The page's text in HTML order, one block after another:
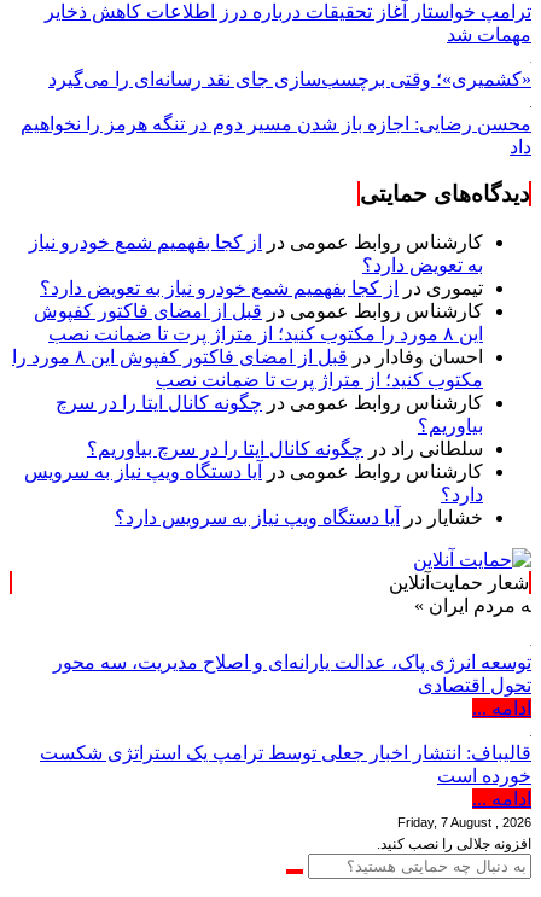
ترامپ خواستار آغاز تحقیقات درباره درز اطلاعات کاهش ذخایر
مهمات شد
«کشمیری»؛ وقتی برچسب‌سازی جای نقد رسانه‌ای را می‌گیرد
محسن رضایی: اجازه باز شدن مسیر دوم در تنگه هرمز را نخواهیم
داد
دیدگاه‌های حمایتی
کارشناس روابط عمومی در
از کجا بفهمیم شمع خودرو نیاز
به تعویض دارد؟
تیموری در
از کجا بفهمیم شمع خودرو نیاز به تعویض دارد؟
کارشناس روابط عمومی در قبل از امضای فاکتور کفپوش
این ۸ مورد را مکتوب کنید؛ از متراژ پرت تا ضمانت نصب
احسان وفادار در
قبل از امضای فاکتور کفپوش این ۸ مورد را
مکتوب کنید؛ از متراژ پرت تا ضمانت نصب
کارشناس روابط عمومی در چگونه کانال ایتا را در سرچ
بیاوریم؟
سلطانی راد در چگونه کانال ایتا را در سرچ بیاوریم؟
کارشناس روابط عمومی در
آیا دستگاه ویپ نیاز به سرویس
دارد؟
خشایار در آیا دستگاه ویپ نیاز به سرویس دارد؟
شعار حمایت‌آنلاین
ایران »
توسعه انرژی پاک، عدالت یارانه‌ای و اصلاح مدیریت، سه محور
تحول اقتصادی
ادامه ...
قالیباف: انتشار اخبار جعلی توسط ترامپ یک استراتژی شکست
خورده است
ادامه ...
Friday, 7 August , 2026
افزونه جلالی را نصب کنید.